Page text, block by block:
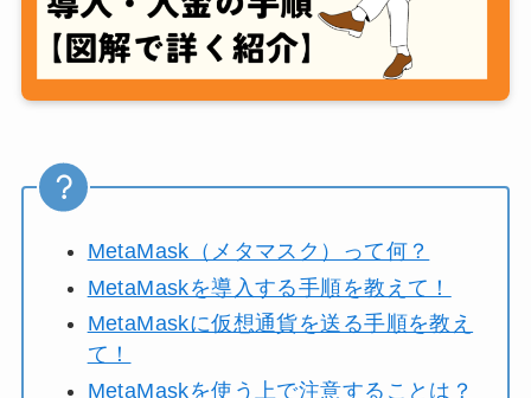
MetaMask（メタマスク）って何？
MetaMaskを導入する手順を教えて！
MetaMaskに仮想通貨を送る手順を教え
て！
MetaMaskを使う上で注意することは？